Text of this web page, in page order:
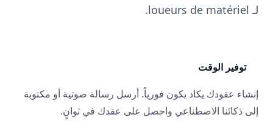
لـ loueurs de matériel.
توفير الوقت
إنشاء عقودك يكاد يكون فورياً. أرسل رسالة صوتية أو مكتوبة
إلى ذكائنا الاصطناعي واحصل على عقدك في ثوانٍ.